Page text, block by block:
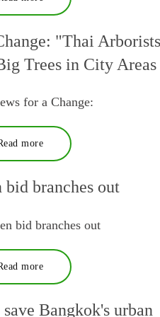
"Thai
Trees in City Areas
more
bid branches out
more
Bangkok's urban